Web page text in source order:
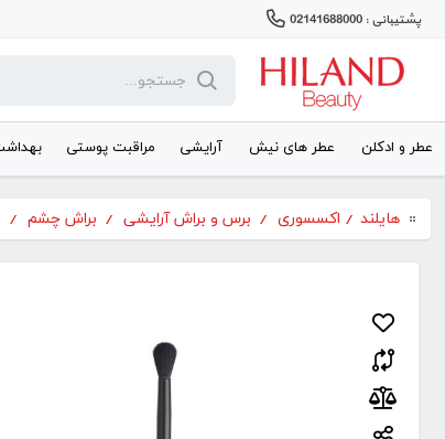
پشتیبانی : 02141688000
عطر و ادکلن عطر های نیش آرایشی مراقبت پوستی
هایلند / اکسسوری / برس و براش آرایشی / براش چشم /